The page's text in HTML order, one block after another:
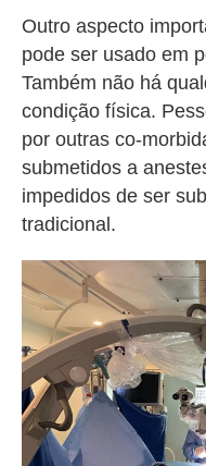
Outro aspecto
pode ser usado em
Também não há
condição física.
por outras co-
submetidos a
impedidos de ser
tradicional.